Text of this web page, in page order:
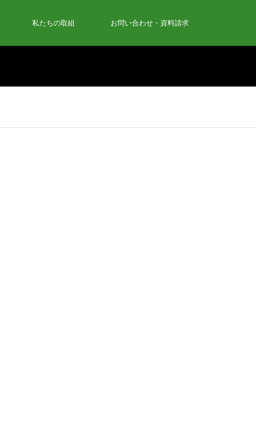
私たちの取組 お問い合わせ・資料請求